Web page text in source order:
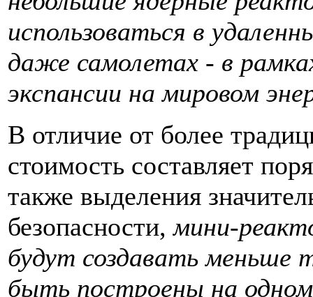
использоваться в
даже самолетах - в
экспансии на мировом
В отличие от более
стоимость составляет
также выделения
безопасности,мини-
будут создавать меньше
быть построены на одном